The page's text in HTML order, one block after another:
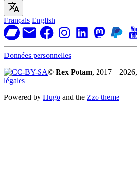
Français English
Données personnelles
© Rex Potam, 2017 – 2026,
légales
Powered by Hugo and the Zzo theme